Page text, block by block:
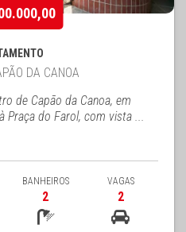
DA CANOA
de Capão da Canoa, em
Praça do Farol, com vista ...
BANHEIROS
2
VAGAS
2